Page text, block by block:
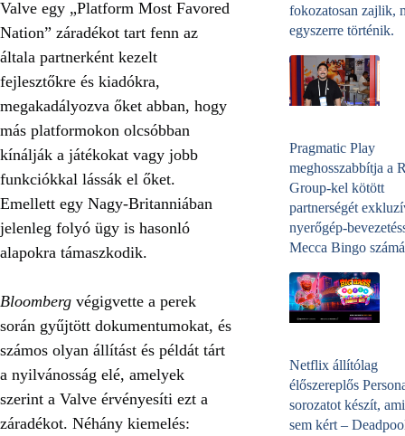
Valve egy „Platform Most Favored
Nation” záradékot tart fenn az
általa partnerként kezelt
fejlesztőkre és kiadókra,
megakadályozva őket abban, hogy
más platformokon olcsóbban
kínálják a játékokat vagy jobb
funkciókkal lássák el őket.
Emellett egy Nagy-Britanniában
jelenleg folyó ügy is hasonló
alapokra támaszkodik.
Bloomberg végigvette a perek
során gyűjtött dokumentumokat, és
számos olyan állítást és példát tárt
a nyilvánosság elé, amelyek
szerint a Valve érvényesíti ezt a
záradékot. Néhány kiemelés:
fokozatosan zajlik,
egyszerre történik.
Pragmatic Play
meghosszabbítja a
Group-kel kötött
partnerségét
nyerőgép-
Mecca Bingo
Netflix állítólag
élőszereplős
sorozatot készít,
sem kért –